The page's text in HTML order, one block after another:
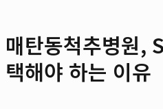
매탄동척추병원,
택해야 하는 이유